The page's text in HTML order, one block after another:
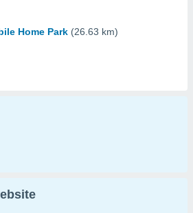
Home Park (26.63 km)